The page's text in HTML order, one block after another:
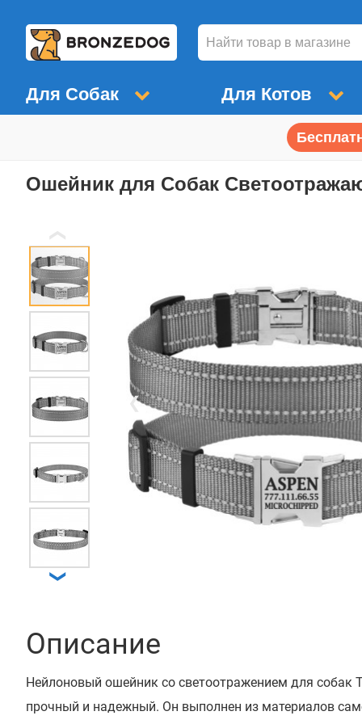
Для Собак Для Котов
Ошейник для Собак
❮
❯
Описание
Нейлоновый ошейник со светоотражением для собак
прочный и надежный. Он выполнен из материалов